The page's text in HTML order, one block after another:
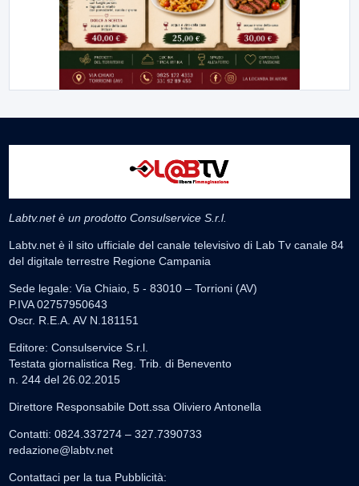
Labtv.net è un prodotto Consulservice S.r.l.
Labtv.net è il sito ufficiale del canale televisivo di Lab Tv canale 84
del digitale terrestre Regione Campania
Sede legale: Via Chiaio, 5 - 83010 – Torrioni (AV)
P.IVA 02757950643
Oscr. R.E.A. AV N.181151
Editore: Consulservice S.r.l.
Testata giornalistica Reg. Trib. di Benevento
n. 244 del 26.02.2015
Direttore Responsabile Dott.ssa Oliviero Antonella
Contatti: 0824.337274 – 327.7390733
redazione@labtv.net
Contattaci per la tua Pubblicità: